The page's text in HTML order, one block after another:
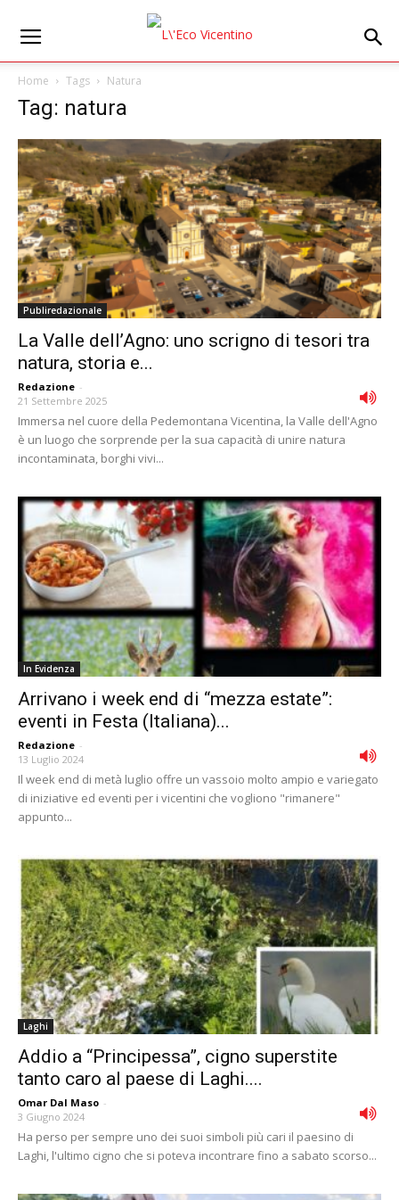
Home Tags Natura
Tag: natura
Publiredazionale
La Valle dell’Agno: uno scrigno di tesori tra
natura, storia e...
Redazione -
21 Settembre 2025
Immersa nel cuore della Pedemontana Vicentina, la Valle dell'Agno
è un luogo che sorprende per la sua capacità di unire natura
incontaminata, borghi vivi...
In Evidenza
Arrivano i week end di “mezza estate”:
eventi in Festa (Italiana)...
Redazione -
13 Luglio 2024
Il week end di metà luglio offre un vassoio molto ampio e variegato
di iniziative ed eventi per i vicentini che vogliono "rimanere"
appunto...
Laghi
Addio a “Principessa”, cigno superstite
tanto caro al paese di Laghi....
Omar Dal Maso -
3 Giugno 2024
Ha perso per sempre uno dei suoi simboli più cari il paesino di
Laghi, l'ultimo cigno che si poteva incontrare fino a sabato scorso...